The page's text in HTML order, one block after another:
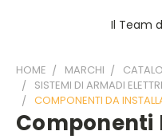
Il Team
HOME MARCHI
SISTEMI DI ARMADI
COMPONENTI DA
Componenti